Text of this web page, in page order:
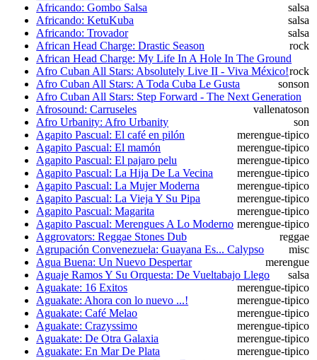
Africando: Gombo Salsa
salsa
Africando: KetuKuba
salsa
Africando: Trovador
salsa
African Head Charge: Drastic Season
rock
African Head Charge: My Life In A Hole In The Ground
rock
Afro Cuban All Stars: Absolutely Live II - Viva México!
son
Afro Cuban All Stars: A Toda Cuba Le Gusta
son
Afro Cuban All Stars: Step Forward - The Next Generation
son
Afrosound: Carruseles
vallenato
Afro Urbanity: Afro Urbanity
son
Agapito Pascual: El café en pilón
merengue-tipico
Agapito Pascual: El mamón
merengue-tipico
Agapito Pascual: El pajaro pelu
merengue-tipico
Agapito Pascual: La Hija De La Vecina
merengue-tipico
Agapito Pascual: La Mujer Moderna
merengue-tipico
Agapito Pascual: La Vieja Y Su Pipa
merengue-tipico
Agapito Pascual: Magarita
merengue-tipico
Agapito Pascual: Merengues A Lo Moderno merengue-tipico
Aggrovators: Reggae Stones Dub
reggae
Agrupación Convenezuela: Guayana Es... Calypso
misc
Agua Buena: Un Nuevo Despertar
merengue
Aguaje Ramos Y Su Orquesta: De Vueltabajo Llego
salsa
Aguakate: 16 Exitos
merengue-tipico
Aguakate: Ahora con lo nuevo ...!
merengue-tipico
Aguakate: Café Melao
merengue-tipico
Aguakate: Crazyssimo
merengue-tipico
Aguakate: De Otra Galaxia
merengue-tipico
Aguakate: En Mar De Plata
merengue-tipico